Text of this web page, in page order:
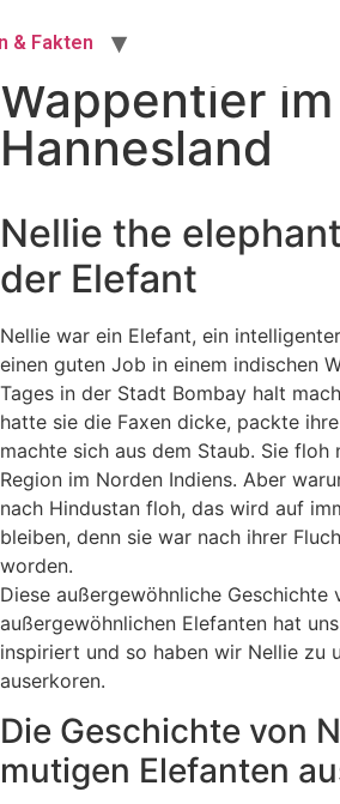
& Fakten
Nellie the
Wappentier im
Hannesland
Nellie the
der Elefant
Nellie war ein Elefant, ein
einen guten Job in einem indischen
Tages in der Stadt Bombay halt
hatte sie die Faxen dicke, packte
machte sich aus dem Staub. Sie floh
Region im Norden Indiens. Aber
nach Hindustan floh, das wird auf
bleiben, denn sie war nach ihrer
worden.
Diese außergewöhnliche Geschichte
außergewöhnlichen Elefanten hat
inspiriert und so haben wir Nellie zu
auserkoren.
Die Geschichte von
mutigen Elefanten